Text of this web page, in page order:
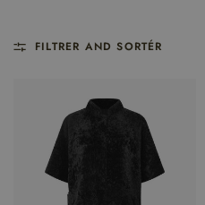
FILTRER AND SORTÉR